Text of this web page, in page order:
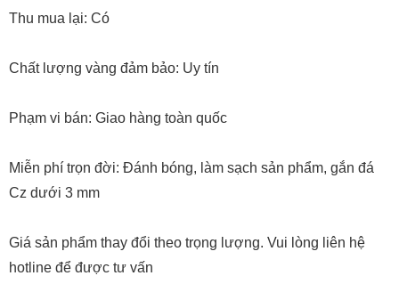
Thu mua lại: Có
Chất lượng vàng đảm bảo: Uy tín
Phạm vi bán: Giao hàng toàn quốc
Miễn phí trọn đời: Đánh bóng, làm sạch sản phẩm, gắn đá
Cz dưới 3 mm
Giá sản phẩm thay đổi theo trọng lượng. Vui lòng liên hệ
hotline để được tư vấn